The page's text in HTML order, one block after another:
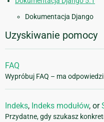
Dokumentacja Django
Uzyskiwanie pomocy
FAQ
Wypróbuj FAQ – ma
Indeks, Indeks modułów, or
Przydatne, gdy szukasz